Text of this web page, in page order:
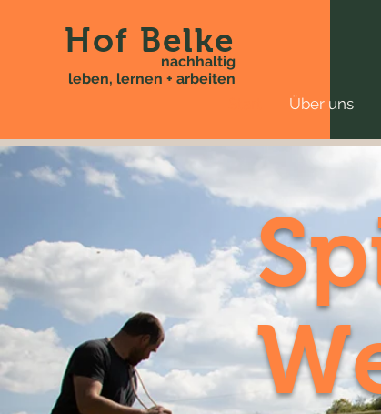
Hof Belke
nachhaltig
leben, lernen + arbeiten
Über uns